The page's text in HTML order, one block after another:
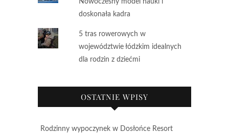
Nowoczesny model nauki i
doskonała kadra
5 tras rowerowych w
województwie łódzkim idealnych
dla rodzin z dziećmi
OSTATNIE WPISY
Rodzinny wypoczynek w Dosłońce Resort